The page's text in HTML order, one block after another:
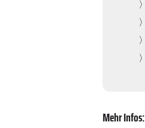
Mehr Infos: